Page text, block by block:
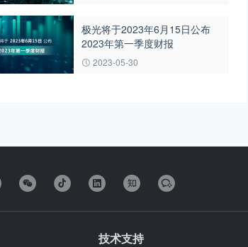
极光将于2023年6月15日公布
2023年第一季度财报
2023-05-30
技术支持